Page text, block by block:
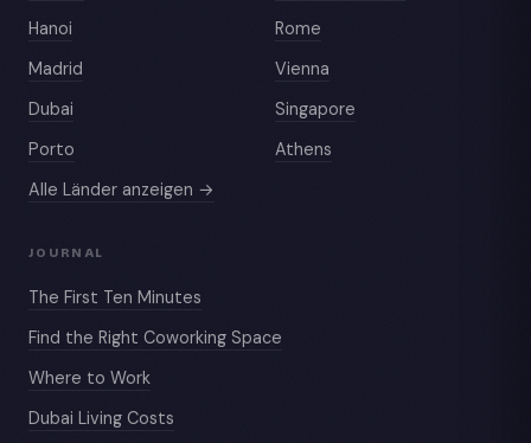
Hanoi
Rome
Madrid
Vienna
Dubai
Singapore
Porto
Athens
Alle Länder anzeigen →
JOURNAL
The First Ten Minutes
Find the Right Coworking Space
Where to Work
Dubai Living Costs